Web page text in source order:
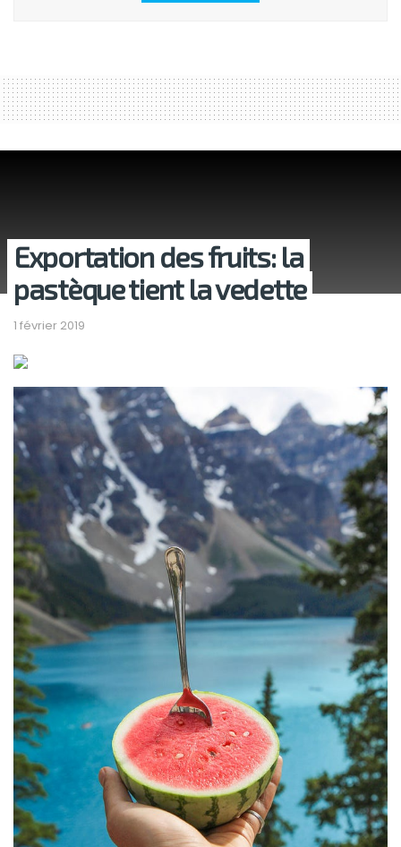
Exportation des fruits: la
pastèque tient la vedette
1 février 2019